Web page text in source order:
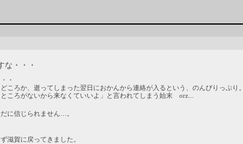
な・・・
・
ころか、逝ってしまった翌日におかんから連絡が入るという、のんびりっぷり。
ころがないから来なくていいよ」と言われてしまう始末 orz...
に信じられません…。
滋賀に戻ってきました。